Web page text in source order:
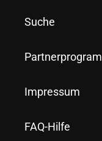
Suche
Impressum
FAQ-Hilfe